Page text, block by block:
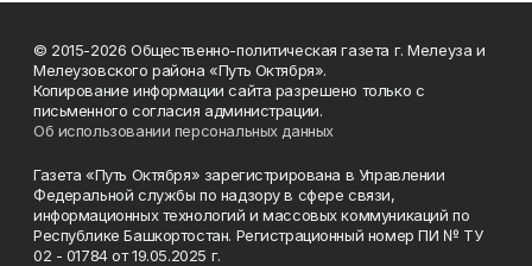
© 2015-2026 Общественно-политическая газета г. Мелеуза и
Мелеузовского района «Путь Октября».
Копирование информации сайта разрешено только с
письменного согласия администрации.
Об использовании персональных данных
Газета «Путь Октября» зарегистрирована в Управлении
Федеральной службы по надзору в сфере связи,
информационных технологий и массовых коммуникаций по
Республике Башкортостан. Регистрационный номер ПИ № ТУ
02 - 01784 от 19.05.2025 г.